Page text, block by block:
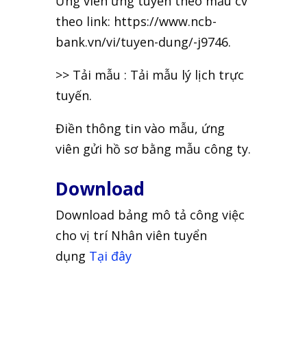
theo link: https://www.ncb-
bank.vn/vi/tuyen-dung/-j9746.
>> Tải mẫu : Tải mẫu lý lịch trực
tuyến.
Điền thông tin vào mẫu, ứng
viên gửi hồ sơ bằng mẫu công ty.
Download
Download bảng mô tả công việc
cho vị trí Nhân viên tuyển
dụng Tại đây